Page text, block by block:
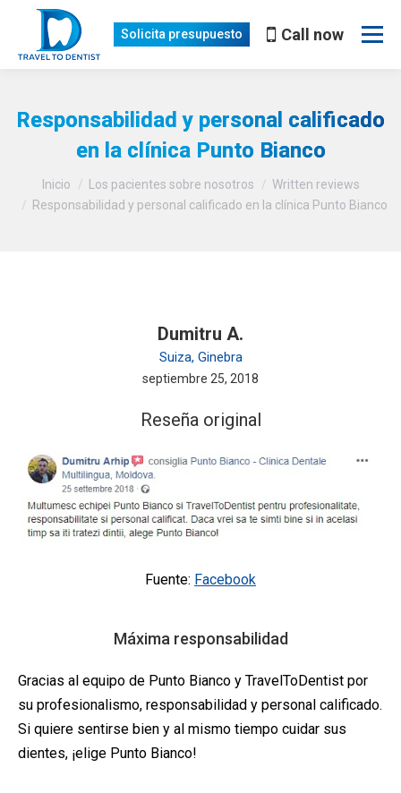
Solicita presupuesto Call now
Responsabilidad y personal calificado
en la clínica Punto Bianco
You are here:
Inicio Los pacientes sobre nosotros
Written reviews
Responsabilidad y personal calificado en la clínica Punto Bianco
Dumitru A.
Suiza, Ginebra
septiembre 25, 2018
Reseña original
Fuente: Facebook
Máxima responsabilidad
Gracias al equipo de Punto Bianco y TravelToDentist por
su profesionalismo, responsabilidad y personal calificado.
Si quiere sentirse bien y al mismo tiempo cuidar sus
dientes, ¡elige Punto Bianco!